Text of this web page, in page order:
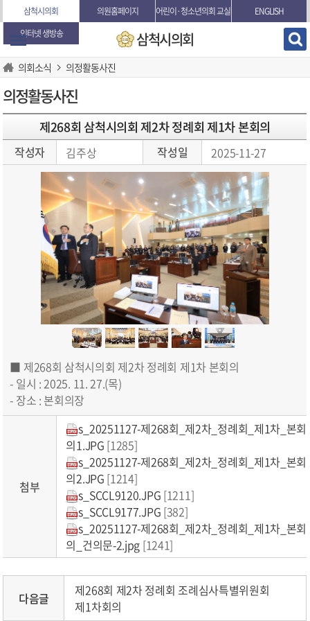
본문바로가기
삼척시의회 의원홈페이지 어린이·청소년의회 교실
ENGLISH
인터넷 생방송
삼척시의회
의회소식 의정활동사진
의정활동사진
제268회 삼척시의회 제2차 정례회 제1차 본회의
작성자 김주상 작성일 2025-11-27
■ 제268회 삼척시의회 제2차 정례회 제1차 본회의
- 일시 : 2025. 11. 27.(목)
- 장소 : 본회의장
첨부
s_20251127-제268회_제2차_정례회_제1차_본회
의1.JPG [1285]
s_20251127-제268회_제2차_정례회_제1차_본회
의2.JPG [1214]
s_SCCL9120.JPG [1211]
s_SCCL9177.JPG [382]
s_20251127-제268회_제2차_정례회_제1차_본회
의_건의문-2.jpg [1241]
다음글
제268회 제2차 정례회 조례심사특별위원회
제1차회의